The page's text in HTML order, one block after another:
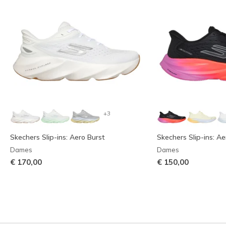
+3
Skechers Slip-ins: Aero Burst
Dames
€ 170,00
Skechers Slip-ins:
Dames
€ 150,00